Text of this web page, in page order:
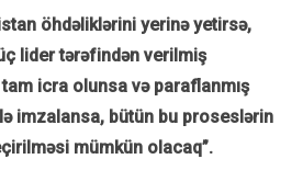
öhdəliklərini yerinə yetirsə,
lider tərəfindən verilmiş
tam icra olunsa və paraflanmış
imzalansa, bütün bu proseslərin
mümkün olacaq”.